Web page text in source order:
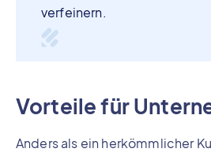
verfeinern.
Vorteile für
Anders als ein herkömmlicher